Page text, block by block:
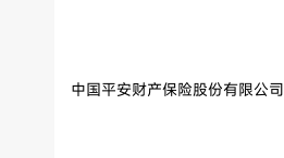
中国平安财产保险股份有限公司